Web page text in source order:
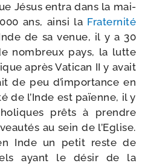
Jésus entra dans la mai­
ans, ain­si la Fraternité
de sa venue, il y a 30
nom­breux pays, la lutte
après Vatican II y avait
de peu d’im­por­tance en
de l’Inde est païenne, il y
prêts à prendre
au sein de l’Eglise.
Inde un petit reste de
ayant le désir de la